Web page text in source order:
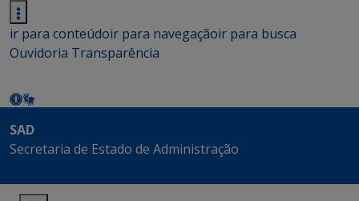
ir para conteúdoir para navegaçãoir para busca
Ouvidoria Transparência
SAD
Secretaria de Estado de Administração